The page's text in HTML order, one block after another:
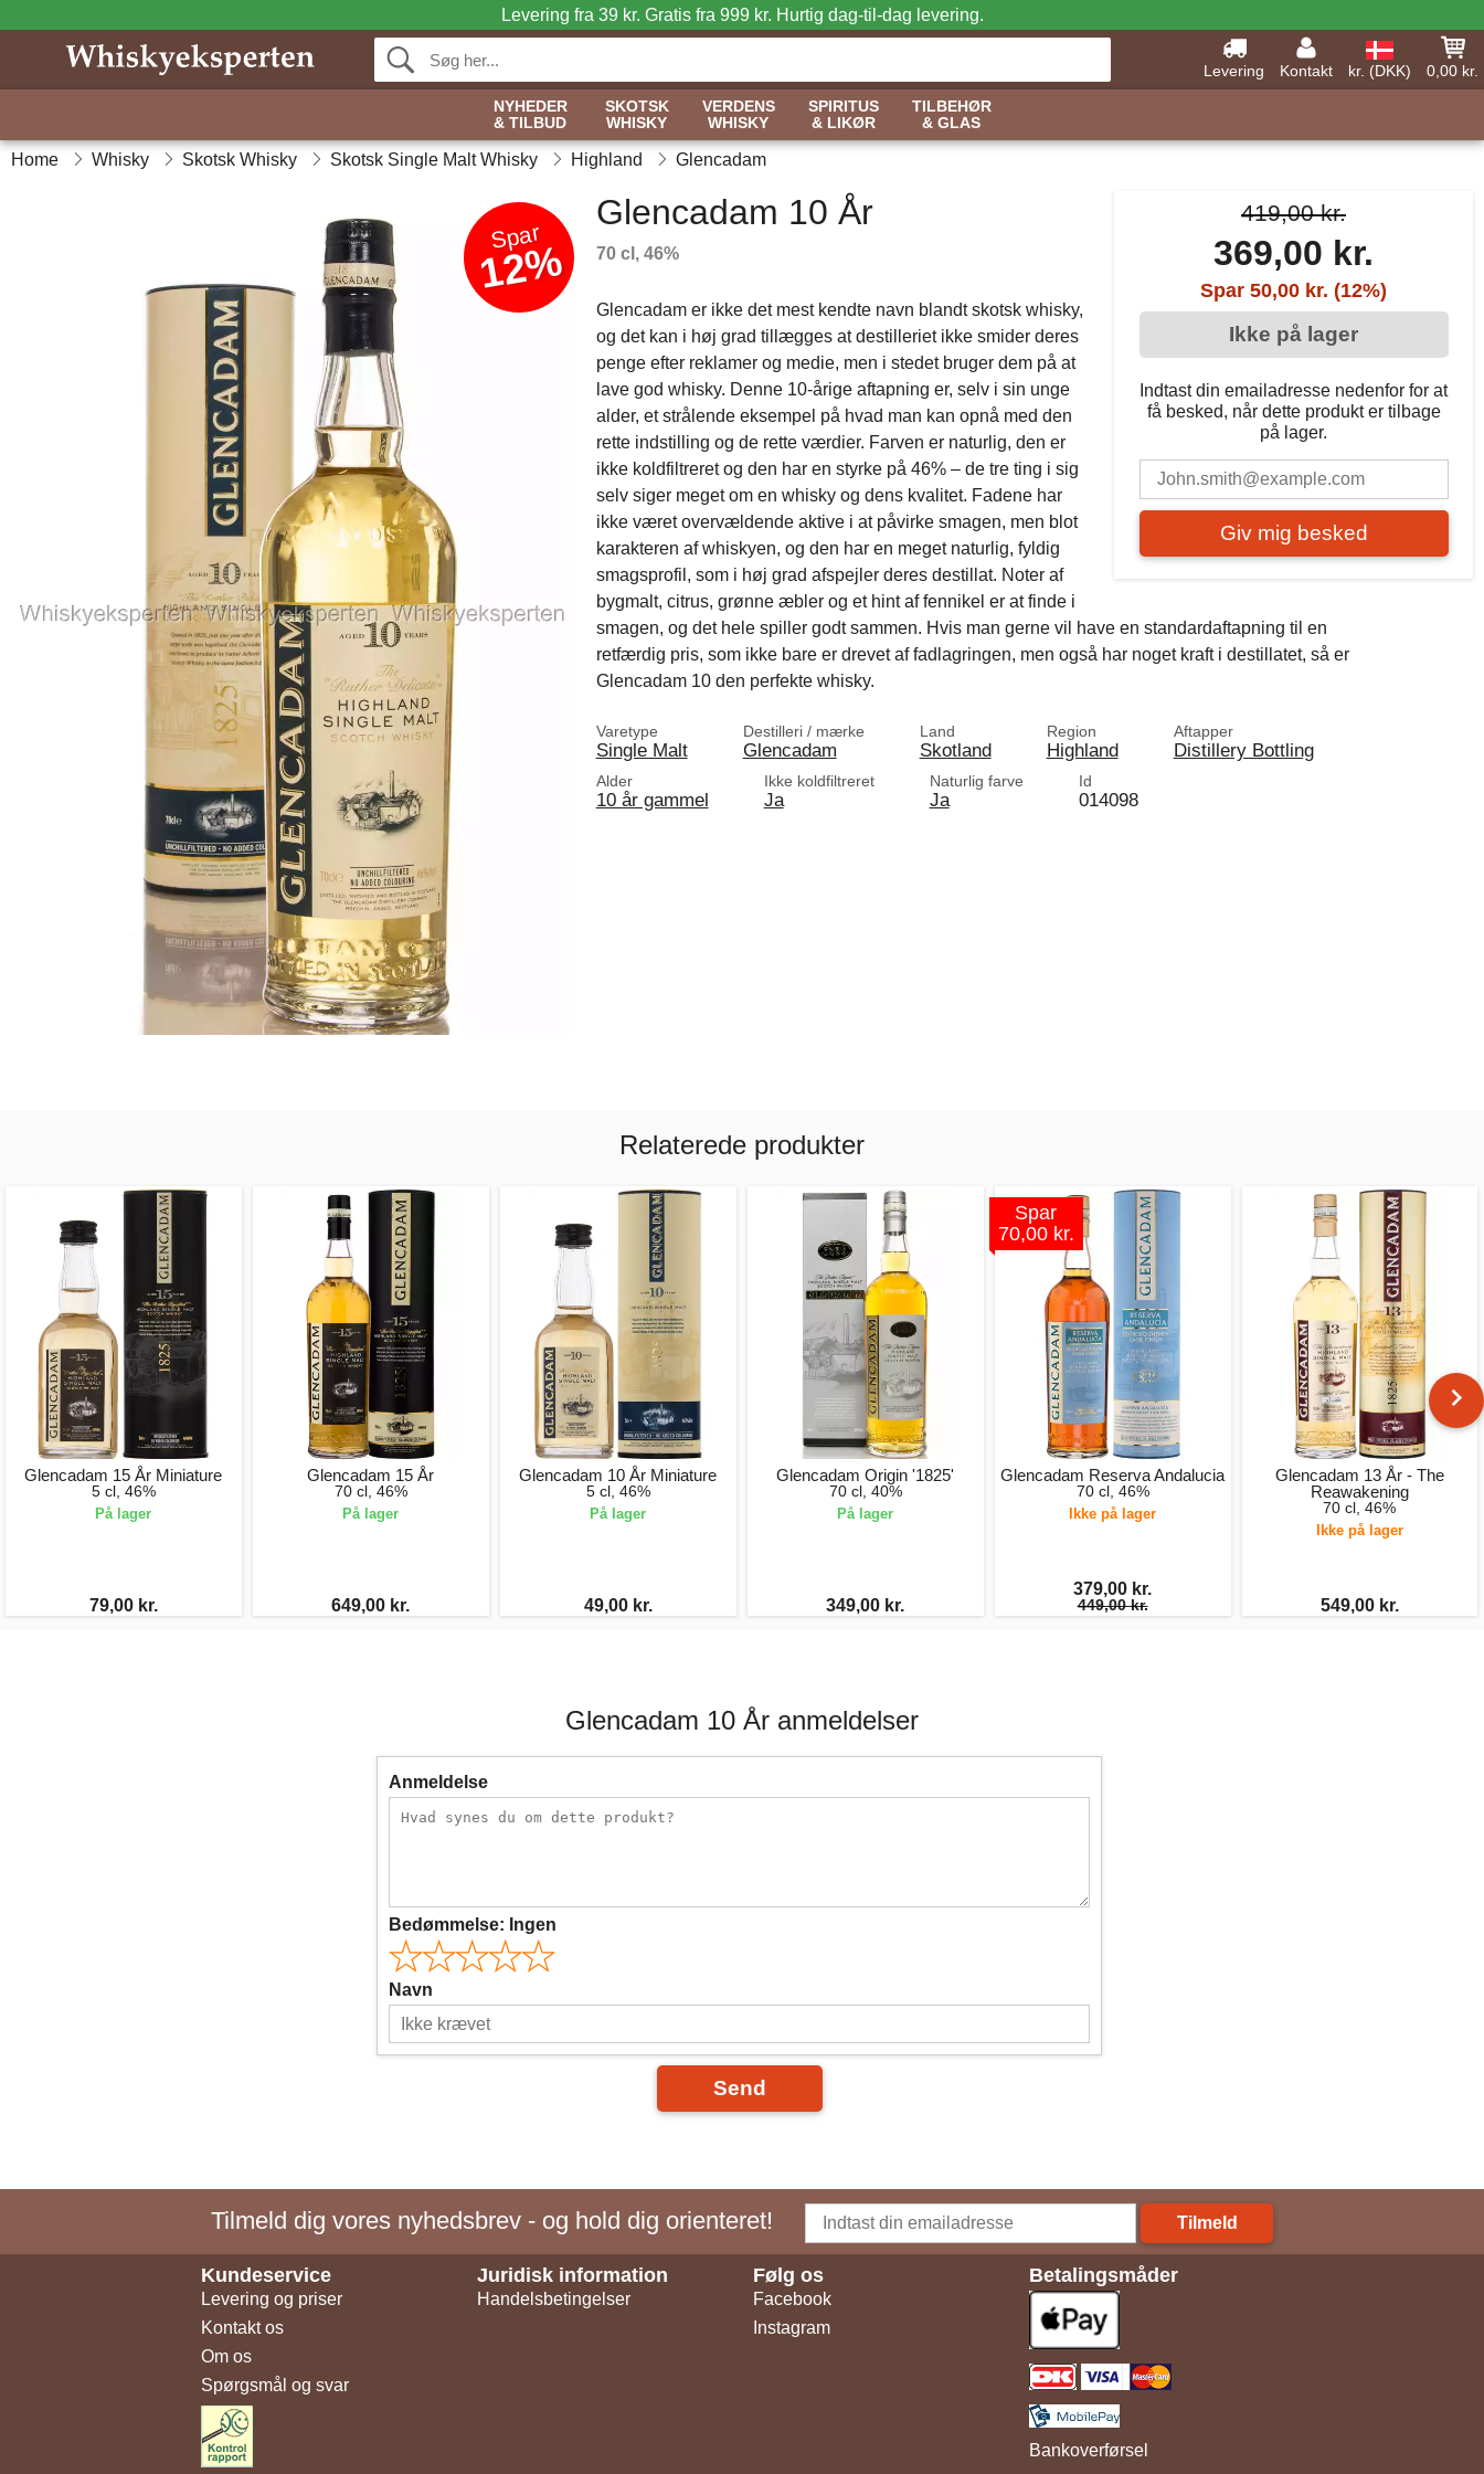
Levering fra 39 kr. Gratis fra 999 kr. Hurtig dag-til-dag levering.
Levering Kontakt kr. (DKK)
0,00 kr.
NYHEDER
& TILBUD
SKOTSK
WHISKY
VERDENS
WHISKY
SPIRITUS
& LIKØR
TILBEHØR
& GLAS
Home Whisky Skotsk Whisky Skotsk Single Malt Whisky Highland Glencadam
Spar
12%
419,00 kr.
369,00 kr.
Spar 50,00 kr. (12%)
Ikke på lager
Indtast din emailadresse nedenfor for at
få besked, når dette produkt er tilbage
på lager.
Giv mig besked
Glencadam 10 År
70 cl, 46%
Glencadam er ikke det mest kendte navn blandt skotsk whisky,
og det kan i høj grad tillægges at destilleriet ikke smider deres
penge efter reklamer og medie, men i stedet bruger dem på at
lave god whisky. Denne 10-årige aftapning er, selv i sin unge
alder, et strålende eksempel på hvad man kan opnå med den
rette indstilling og de rette værdier. Farven er naturlig, den er
ikke koldfiltreret og den har en styrke på 46% – de tre ting i sig
selv siger meget om en whisky og dens kvalitet. Fadene har
ikke været overvældende aktive i at påvirke smagen, men blot
karakteren af whiskyen, og den har en meget naturlig, fyldig
smagsprofil, som i høj grad afspejler deres destillat. Noter af
bygmalt, citrus, grønne æbler og et hint af fennikel er at finde i
smagen, og det hele spiller godt sammen. Hvis man gerne vil have en standardaftapning til en
retfærdig pris, som ikke bare er drevet af fadlagringen, men også har noget kraft i destillatet, så er
Glencadam 10 den perfekte whisky.
Varetype
Single Malt
Destilleri / mærke
Glencadam
Land
Skotland
Region
Highland
Aftapper
Distillery Bottling
Alder
10 år gammel
Ikke koldfiltreret
Ja
Naturlig farve
Ja
Id
014098
Relaterede produkter
Glencadam 15 År Miniature
5 cl, 46%
På lager
79,00 kr.
Glencadam 15 År
70 cl, 46%
På lager
649,00 kr.
Glencadam 10 År Miniature
5 cl, 46%
På lager
49,00 kr.
Glencadam Origin '1825'
70 cl, 40%
På lager
349,00 kr.
Spar
70,00 kr.
Glencadam Reserva Andalucia
70 cl, 46%
Ikke på lager
379,00 kr.
449,00 kr.
Glencadam 13 År - The
Reawakening
70 cl, 46%
Ikke på lager
549,00 kr.
Glencadam 10 År anmeldelser
Anmeldelse
Bedømmelse: Ingen
Navn
Send
Tilmeld dig vores nyhedsbrev - og hold dig orienteret! Tilmeld
Kundeservice
Levering og priser
Kontakt os
Om os
Spørgsmål og svar
Juridisk information
Handelsbetingelser
Følg os
Facebook
Instagram
Betalingsmåder
Bankoverførsel